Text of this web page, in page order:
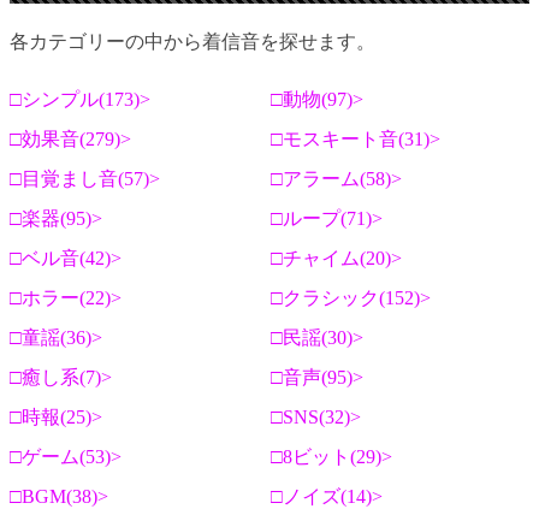
各カテゴリーの中から着信音を探せます。
シンプル(173)
動物(97)
効果音(279)
モスキート音(31)
目覚まし音(57)
アラーム(58)
楽器(95)
ループ(71)
ベル音(42)
チャイム(20)
ホラー(22)
クラシック(152)
童謡(36)
民謡(30)
癒し系(7)
音声(95)
時報(25)
SNS(32)
ゲーム(53)
8ビット(29)
BGM(38)
ノイズ(14)